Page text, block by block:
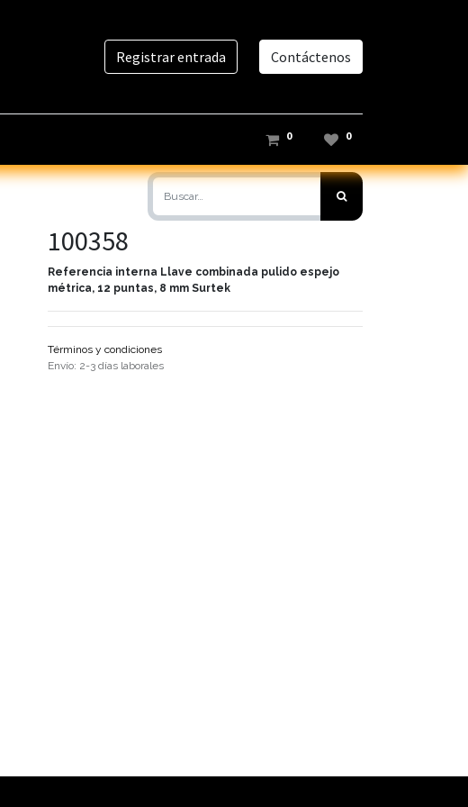
Registrar entrada Contáctenos
0 0
100358
Referencia interna Llave combinada pulido espejo
métrica, 12 puntas, 8 mm Surtek
Términos y condiciones
Envío: 2-3 días laborales